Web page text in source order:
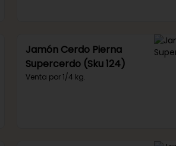
Jamón Cerdo Pierna
Supercerdo (Sku 124)
Venta por 1/4 kg.